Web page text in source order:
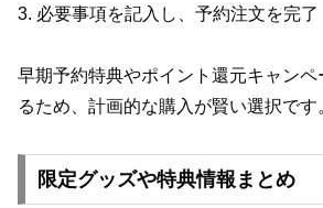
3. 必要事項を記入し、予約注文を完了
早期予約特典やポイント還元キャン
るため、計画的な購入が賢い選択です
限定グッズや特典情報まとめ